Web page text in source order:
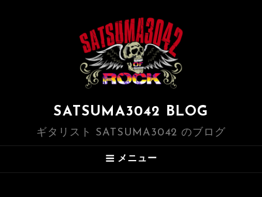
SATSUMA3042 BLOG
ギタリスト SATSUMA3042 のブログ
メニュー